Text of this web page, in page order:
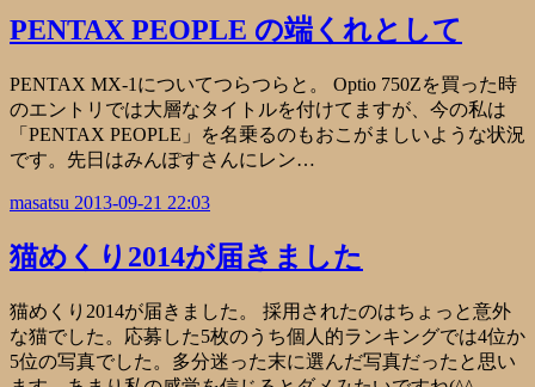
PENTAX PEOPLE の端くれとして
PENTAX MX-1についてつらつらと。 Optio 750Zを買った時
のエントリでは大層なタイトルを付けてますが、今の私は
「PENTAX PEOPLE」を名乗るのもおこがましいような状況
です。先日はみんぽすさんにレン…
masatsu 2013-09-21 22:03
猫めくり2014が届きました
猫めくり2014が届きました。 採用されたのはちょっと意外
な猫でした。応募した5枚のうち個人的ランキングでは4位か
5位の写真でした。多分迷った末に選んだ写真だったと思い